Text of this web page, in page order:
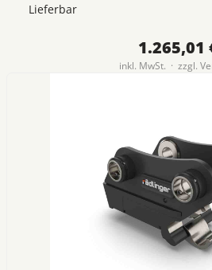
Lieferbar
1.265,01
inkl. MwSt. · zzgl.